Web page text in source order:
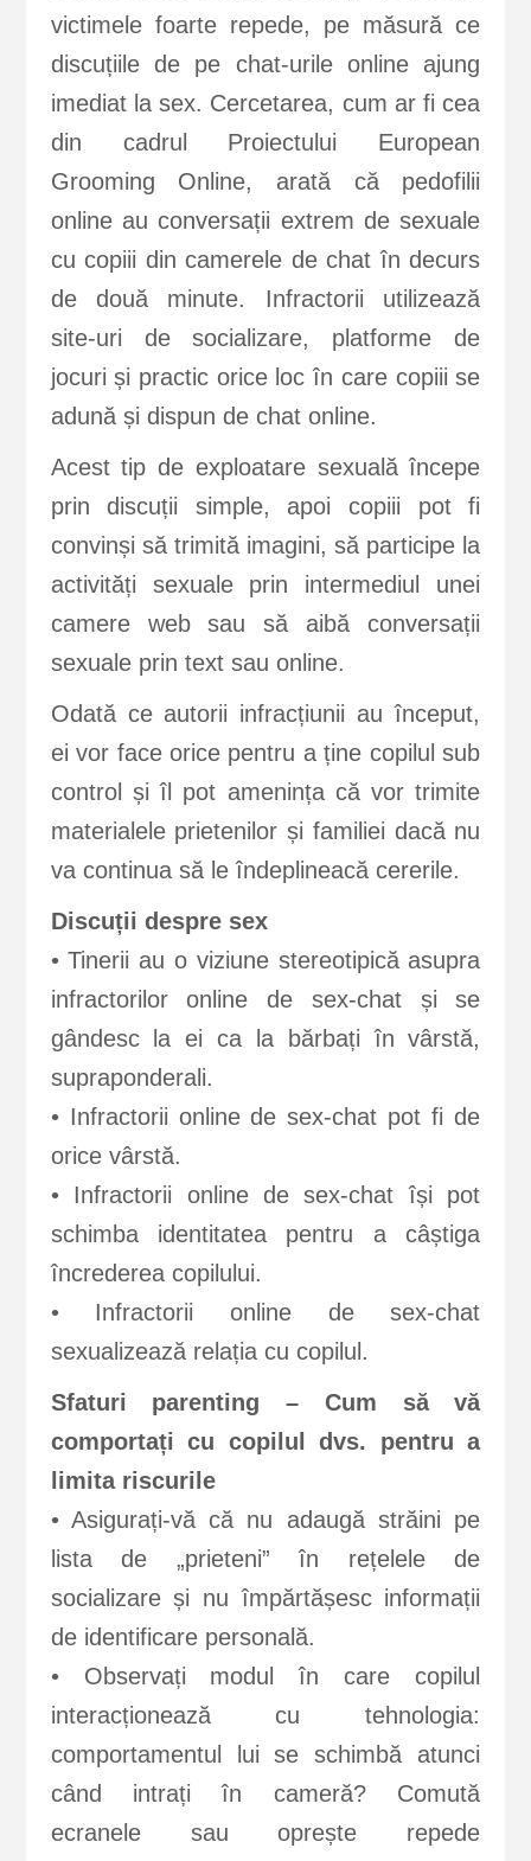
victimele foarte repede, pe măsură ce
discuțiile de pe chat-urile online ajung
imediat la sex. Cercetarea, cum ar fi cea
din cadrul Proiectului European
Grooming Online, arată că pedofilii
online au conversații extrem de sexuale
cu copiii din camerele de chat în decurs
de două minute. Infractorii utilizează
site-uri de socializare, platforme de
jocuri și practic orice loc în care copiii se
adună și dispun de chat online.
Acest tip de exploatare sexuală începe
prin discuții simple, apoi copiii pot fi
convinși să trimită imagini, să participe la
activități sexuale prin intermediul unei
camere web sau să aibă conversații
sexuale prin text sau online.
Odată ce autorii infracțiunii au început,
ei vor face orice pentru a ține copilul sub
control și îl pot amenința că vor trimite
materialele prietenilor și familiei dacă nu
va continua să le îndeplineacă cererile.
Discuții despre sex
• Tinerii au o viziune stereotipică asupra
infractorilor online de sex-chat și se
gândesc la ei ca la bărbați în vârstă,
supraponderali.
• Infractorii online de sex-chat pot fi de
orice vârstă.
• Infractorii online de sex-chat își pot
schimba identitatea pentru a câștiga
încrederea copilului.
• Infractorii online de sex-chat
sexualizează relația cu copilul.
Sfaturi parenting – Cum să vă
comportați cu copilul dvs. pentru a
limita riscurile
• Asigurați-vă că nu adaugă străini pe
lista de „prieteni” în rețelele de
socializare și nu împărtășesc informații
de identificare personală.
• Observați modul în care copilul
interacționează cu tehnologia:
comportamentul lui se schimbă atunci
când intrați în cameră? Comută
ecranele sau oprește repede